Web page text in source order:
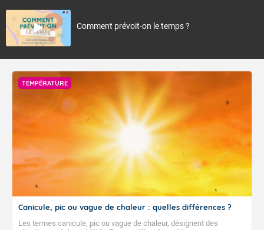
Comment prévoit-on le temps ?
TEMPÉRATURE
Canicule, pic ou vague de chaleur : quelles différences ?
Les termes canicule, pic ou vague de chaleur, désignent des